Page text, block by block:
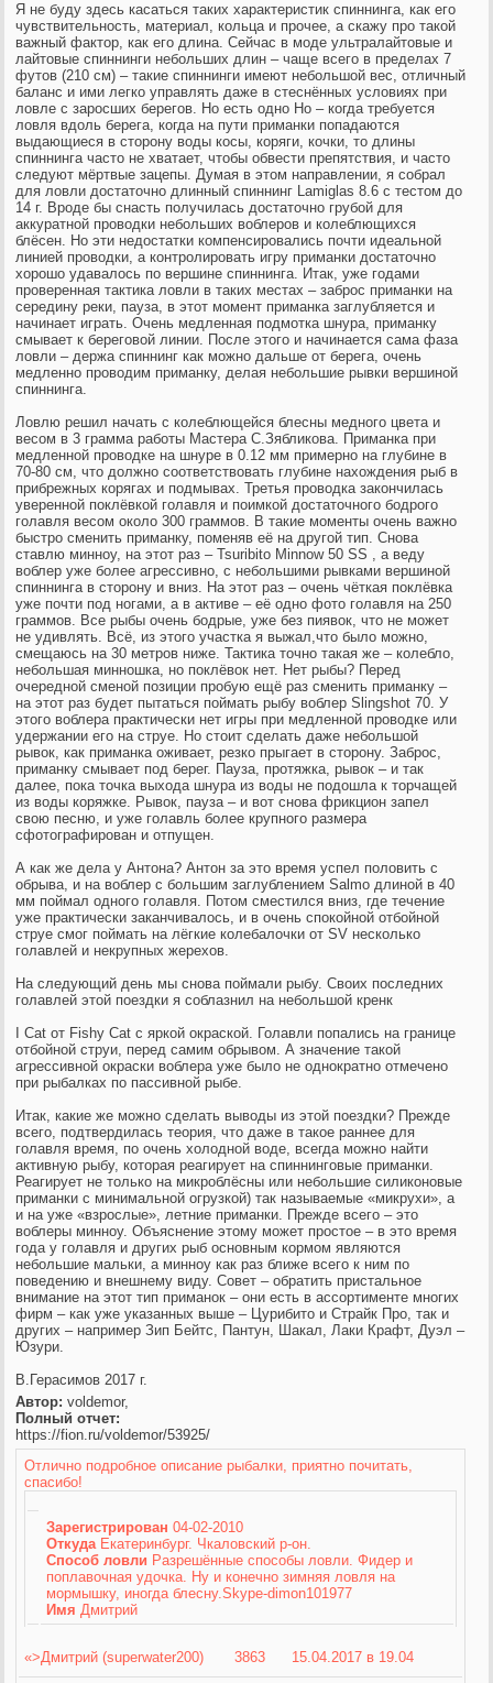
Я не буду здесь касаться таких характеристик спиннинга, как его
чувствительность, материал, кольца и прочее, а скажу про такой
важный фактор, как его длина. Сейчас в моде ультралайтовые и
лайтовые спиннинги небольших длин – чаще всего в пределах 7
футов (210 см) – такие спиннинги имеют небольшой вес, отличный
баланс и ими легко управлять даже в стеснённых условиях при
ловле с заросших берегов. Но есть одно Но – когда требуется
ловля вдоль берега, когда на пути приманки попадаются
выдающиеся в сторону воды косы, коряги, кочки, то длины
спиннинга часто не хватает, чтобы обвести препятствия, и часто
следуют мёртвые зацепы. Думая в этом направлении, я собрал
для ловли достаточно длинный спиннинг Lamiglas 8.6 с тестом до
14 г. Вроде бы снасть получилась достаточно грубой для
аккуратной проводки небольших воблеров и колеблющихся
блёсен. Но эти недостатки компенсировались почти идеальной
линией проводки, а контролировать игру приманки достаточно
хорошо удавалось по вершине спиннинга. Итак, уже годами
проверенная тактика ловли в таких местах – заброс приманки на
середину реки, пауза, в этот момент приманка заглубляется и
начинает играть. Очень медленная подмотка шнура, приманку
смывает к береговой линии. После этого и начинается сама фаза
ловли – держа спиннинг как можно дальше от берега, очень
медленно проводим приманку, делая небольшие рывки вершиной
спиннинга.
Ловлю решил начать с колеблющейся блесны медного цвета и
весом в 3 грамма работы Мастера С.Зябликова. Приманка при
медленной проводке на шнуре в 0.12 мм примерно на глубине в
70-80 см, что должно соответствовать глубине нахождения рыб в
прибрежных корягах и подмывах. Третья проводка закончилась
уверенной поклёвкой голавля и поимкой достаточного бодрого
голавля весом около 300 граммов. В такие моменты очень важно
быстро сменить приманку, поменяв её на другой тип. Снова
ставлю минноу, на этот раз – Tsuribito Minnow 50 SS , а веду
воблер уже более агрессивно, с небольшими рывками вершиной
спиннинга в сторону и вниз. На этот раз – очень чёткая поклёвка
уже почти под ногами, а в активе – её одно фото голавля на 250
граммов. Все рыбы очень бодрые, уже без пиявок, что не может
не удивлять. Всё, из этого участка я выжал,что было можно,
смещаюсь на 30 метров ниже. Тактика точно такая же – колебло,
небольшая минношка, но поклёвок нет. Нет рыбы? Перед
очередной сменой позиции пробую ещё раз сменить приманку –
на этот раз будет пытаться поймать рыбу воблер Slingshot 70. У
этого воблера практически нет игры при медленной проводке или
удержании его на струе. Но стоит сделать даже небольшой
рывок, как приманка оживает, резко прыгает в сторону. Заброс,
приманку смывает под берег. Пауза, протяжка, рывок – и так
далее, пока точка выхода шнура из воды не подошла к торчащей
из воды коряжке. Рывок, пауза – и вот снова фрикцион запел
свою песню, и уже голавль более крупного размера
сфотографирован и отпущен.
А как же дела у Антона? Антон за это время успел половить с
обрыва, и на воблер с большим заглублением Salmo длиной в 40
мм поймал одного голавля. Потом сместился вниз, где течение
уже практически заканчивалось, и в очень спокойной отбойной
струе смог поймать на лёгкие колебалочки от SV несколько
голавлей и некрупных жерехов.
На следующий день мы снова поймали рыбу. Своих последних
голавлей этой поездки я соблазнил на небольшой кренк
I Cat от Fishy Cat с яркой окраской. Голавли попались на границе
отбойной струи, перед самим обрывом. А значение такой
агрессивной окраски воблера уже было не однократно отмечено
при рыбалках по пассивной рыбе.
Итак, какие же можно сделать выводы из этой поездки? Прежде
всего, подтвердилась теория, что даже в такое раннее для
голавля время, по очень холодной воде, всегда можно найти
активную рыбу, которая реагирует на спиннинговые приманки.
Реагирует не только на микроблёсны или небольшие силиконовые
приманки с минимальной огрузкой) так называемые «микрухи», а
и на уже «взрослые», летние приманки. Прежде всего – это
воблеры минноу. Объяснение этому может простое – в это время
года у голавля и других рыб основным кормом являются
небольшие мальки, а минноу как раз ближе всего к ним по
поведению и внешнему виду. Совет – обратить пристальное
внимание на этот тип приманок – они есть в ассортименте многих
фирм – как уже указанных выше – Цурибито и Страйк Про, так и
других – например Зип Бейтс, Пантун, Шакал, Лаки Крафт, Дуэл –
Юзури.
В.Герасимов 2017 г.
Автор:voldemor,
Полный отчет:
https://fion.ru/voldemor/53925/
Отлично подробное описание рыбалки, приятно почитать,
спасибо!
Зарегистрирован 04-02-2010
ОткудаЕкатеринбург. Чкаловский р-он.
Способ ловли Разрешённые способы ловли. Фидер и
поплавочная удочка. Ну и конечно зимняя ловля на
мормышку, иногда блесну.Skype-dimon101977
Имя Дмитрий
«>Дмитрий (superwater200) 3863 15.04.2017 в 19.04